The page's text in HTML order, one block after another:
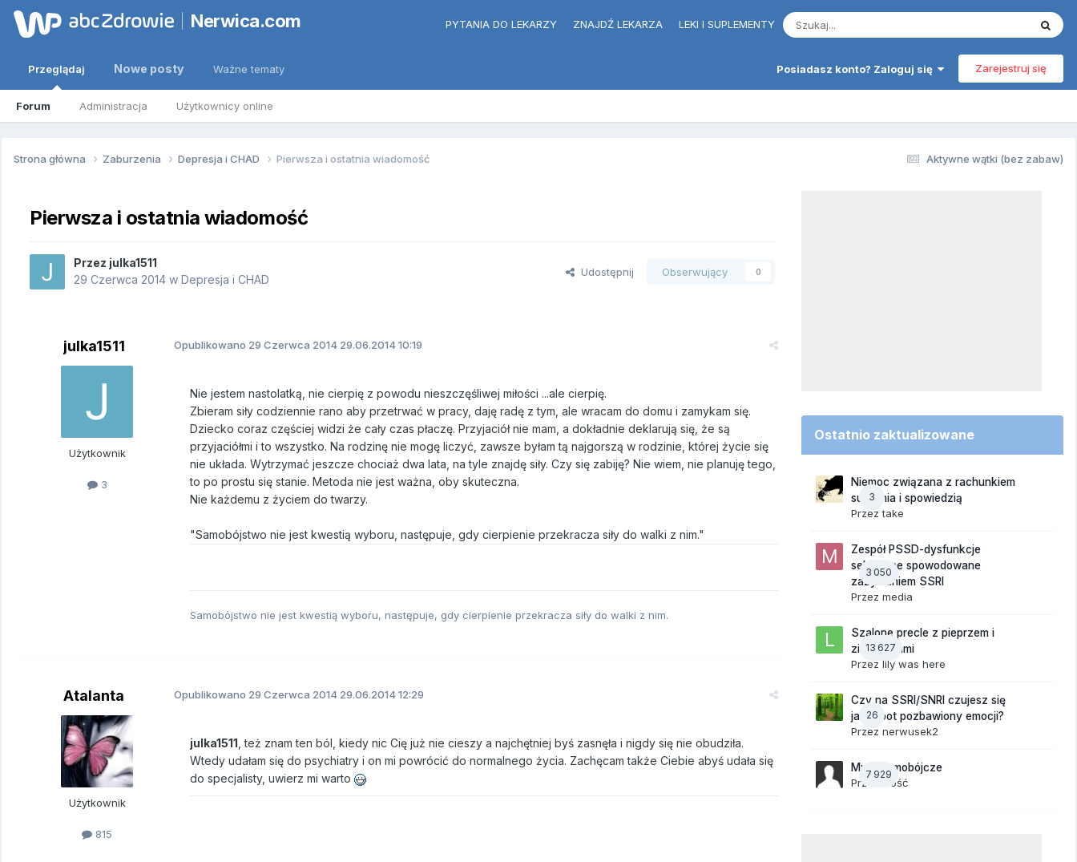
Nerwica.com PYTANIA DO LEKARZY ZNAJDŹ LEKARZA LEKI I SUPLEMENTY
Posiadasz konto? Zaloguj się Zarejestruj się
Przeglądaj
Forum Administracja Użytkownicy online
Nowe posty Ważne tematy
Aktywne wątki (bez zabaw)
Strona główna Zaburzenia Depresja i CHAD Pierwsza i ostatnia wiadomość
Pierwsza i ostatnia wiadomość
Przez julka1511
29 Czerwca 2014 w Depresja i CHAD
Udostępnij Obserwujący 0
julka1511
Użytkownik
3
Opublikowano 29 Czerwca 2014 29.06.2014 10:19
Nie jestem nastolatką, nie cierpię z powodu nieszczęśliwej miłości ...ale cierpię.
Zbieram siły codziennie rano aby przetrwać w pracy, daję radę z tym, ale wracam do domu i zamykam się.
Dziecko coraz częściej widzi że cały czas płaczę. Przyjaciół nie mam, a dokładnie deklarują się, że są
przyjaciółmi i to wszystko. Na rodzinę nie mogę liczyć, zawsze byłam tą najgorszą w rodzinie, której życie się
nie układa. Wytrzymać jeszcze chociaż dwa lata, na tyle znajdę siły. Czy się zabiję? Nie wiem, nie planuję tego,
to po prostu się stanie. Metoda nie jest ważna, oby skuteczna.
Nie każdemu z życiem do twarzy.
"Samobójstwo nie jest kwestią wyboru, następuje, gdy cierpienie przekracza siły do walki z nim."
Samobójstwo nie jest kwestią wyboru, następuje, gdy cierpienie przekracza siły do walki z nim.
Atalanta
Użytkownik
815
Opublikowano 29 Czerwca 2014 29.06.2014 12:29
julka1511 , też znam ten ból, kiedy nic Cię już nie cieszy a najchętniej byś zasnęła i nigdy się nie obudziła.
Wtedy udałam się do psychiatry i on mi powrócić do normalnego życia. Zachęcam także Ciebie abyś udała się
do specjalisty, uwierz mi warto
Ostatnio zaktualizowane
3
Niemoc związana z rachunkiem
sumienia i spowiedzią
Przeztake
3 050
Zespół PSSD-dysfunkcje
seksualne spowodowane
zażywaniem SSRI
Przez media
13 627
Szalone precle z pieprzem i
ziemniakami
Przez lily was here
26
Czy na SSRI/SNRI czujesz się
jak robot pozbawiony emocji?
Przez nerwusek2
7 929
Myśli samobójcze
Przez Gość